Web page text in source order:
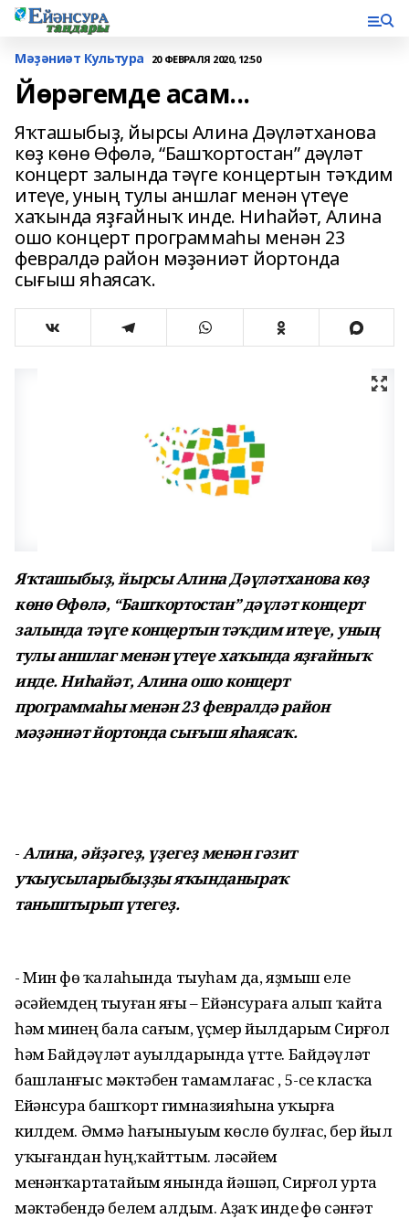
Мәҙәниәт Культура 20 ФЕВРАЛЯ 2020, 12:50
Йөрәгемде асам...
Яҡташыбыҙ, йырсы Алина Дәүләтханова
көҙ көнө Өфөлә, “Башҡортостан” дәүләт
концерт залында тәүге концертын тәҡдим
итеүе, уның тулы аншлаг менән үтеүе
хаҡында яҙғайныҡ инде. Ниһайәт, Алина
ошо концерт программаһы менән 23
февралдә район мәҙәниәт йортонда
сығыш яһаясаҡ.
Яҡташыбыҙ, йырсы Алина Дәүләтханова көҙ
көнө Өфөлә, “Башҡортостан” дәүләт концерт
залында тәүге концертын тәҡдим итеүе, уның
тулы аншлаг менән үтеүе хаҡында яҙғайныҡ
инде. Ниһайәт, Алина ошо концерт
программаһы менән 23 февралдә район
мәҙәниәт йортонда сығыш яһаясаҡ.
-Алина, әйҙәгеҙ, үҙегеҙ менән гәзит
уҡыусыларыбыҙҙы яҡынданыраҡ
таныштырып үтегеҙ.
- Мин Өфө ҡалаһында тыуһам да, яҙмыш еле
әсәйемдең тыуған яғы – Ейәнсураға алып ҡайта
һәм минең бала сағым, үҫмер йылдарым Сирғол
һәм Байдәүләт ауылдарында үтте. Байдәүләт
башланғыс мәктәбен тамамлағас , 5-се класҡа
Ейәнсура башҡорт гимназияһына уҡырға
килдем. Әммә һағыныуым көслө булғас, бер йыл
уҡығандан һуң,ҡайттым. Өләсәйем
менәнҡартатайым янында йәшәп, Сирғол урта
мәктәбендә белем алдым. Аҙаҡ инде Өфө сәнғәт